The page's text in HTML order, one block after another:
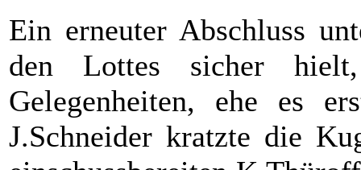
Ein erneuter Abschluss
den Lottes sicher
Gelegenheiten, ehe es
J.Schneider kratzte die